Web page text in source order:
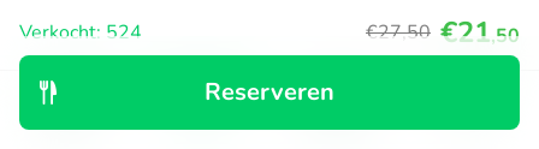
Reserveren
Verkocht: 524
€27,50 €21,50
21% korting